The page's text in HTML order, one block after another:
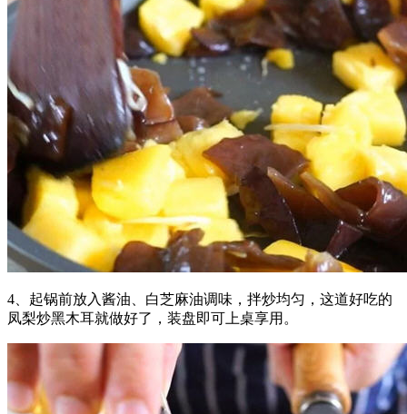
4、起锅前放入酱油、白芝麻油调味，拌炒均匀，这道好吃的
凤梨炒黑木耳就做好了，装盘即可上桌享用。